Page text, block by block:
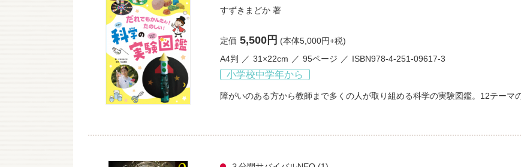
すずきまどか 著
定価 5,500円 (本体5,000円+税)
A4判
31×22cm 95ページ ISBN978-4-251-09617-3
小学校中学年から
障がいのある方から教師まで多くの人が取り組める科学の実験図鑑。12テーマ